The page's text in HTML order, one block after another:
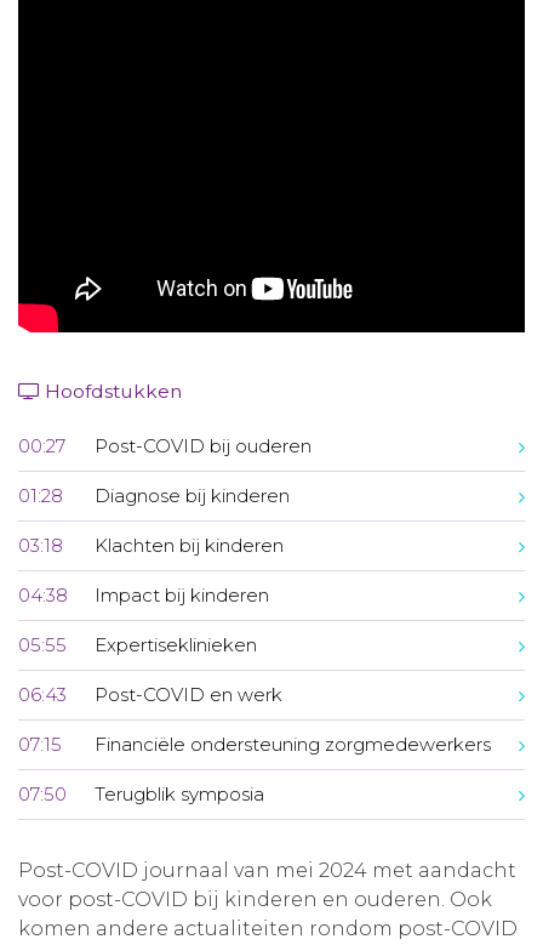
Hoofdstukken
00:27 Post-COVID bij ouderen
01:28 Diagnose bij kinderen
03:18 Klachten bij kinderen
04:38 Impact bij kinderen
05:55 Expertiseklinieken
06:43 Post-COVID en werk
07:15 Financiële ondersteuning zorgmedewerkers
07:50 Terugblik symposia
Post-COVID journaal van mei 2024 met aandacht
voor post-COVID bij kinderen en ouderen. Ook
komen andere actualiteiten rondom post-COVID